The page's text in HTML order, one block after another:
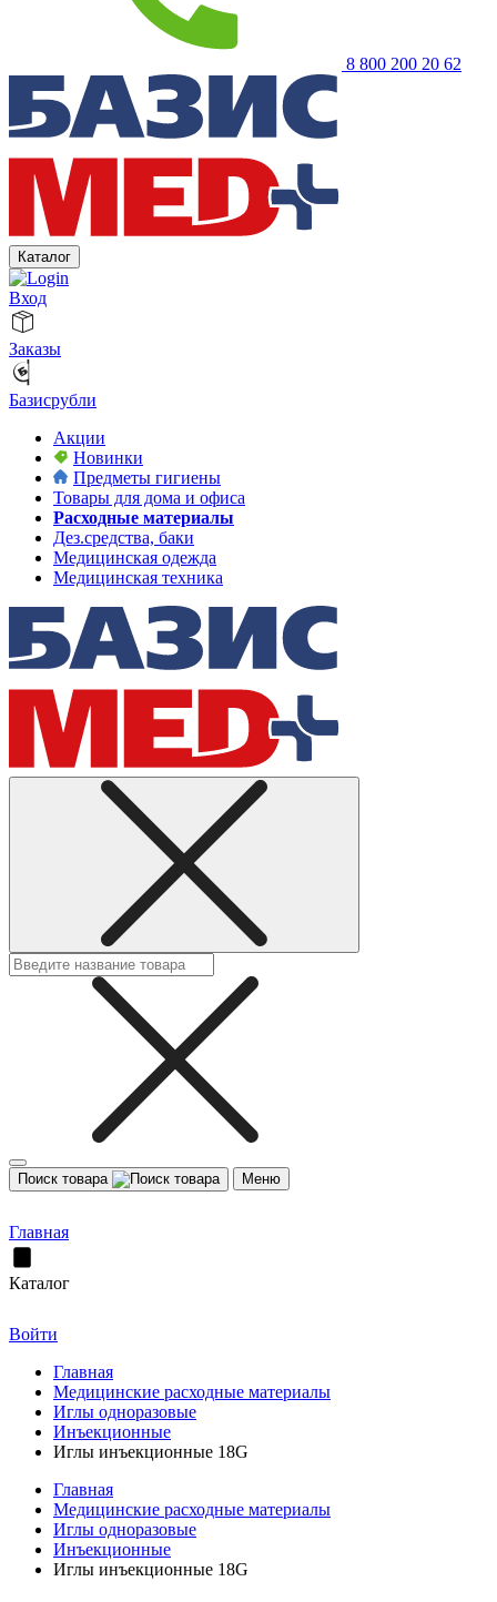
8 800 200 20 62
Каталог
Вход
Заказы
Базисрубли
Акции
Новинки
Предметы гигиены
Товары для дома и офиса
Расходные материалы
Дез.средства, баки
Медицинская одежда
Медицинская техника
Поиск товара Меню
Главная
Каталог
Войти
Главная
Медицинские расходные материалы
Иглы одноразовые
Инъекционные
Иглы инъекционные 18G
Главная
Медицинские расходные материалы
Иглы одноразовые
Инъекционные
Иглы инъекционные 18G